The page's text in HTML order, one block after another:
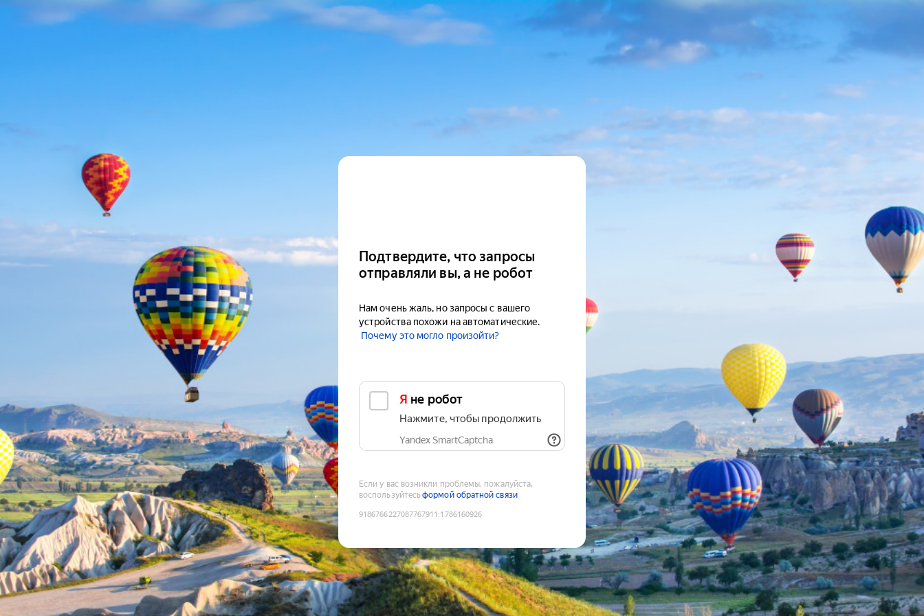
Подтвердите, что запросы
отправляли вы, а не робот
Нам очень жаль, но запросы с вашего
устройства похожи на автоматические.
Почему это могло произойти?
Я не робот
Нажмите, чтобы продолжить
Yandex SmartCaptcha
Если у вас возникли проблемы, пожалуйста,
воспользуйтесьформой обратной связи
9186766227087767911 :1786160926